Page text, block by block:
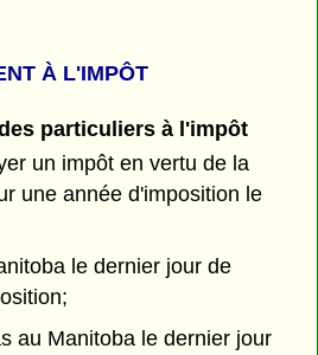
À L'IMPÔT
particuliers à l'impôt
un impôt en vertu de la
une année d'imposition le
le dernier jour de
au Manitoba le dernier jour